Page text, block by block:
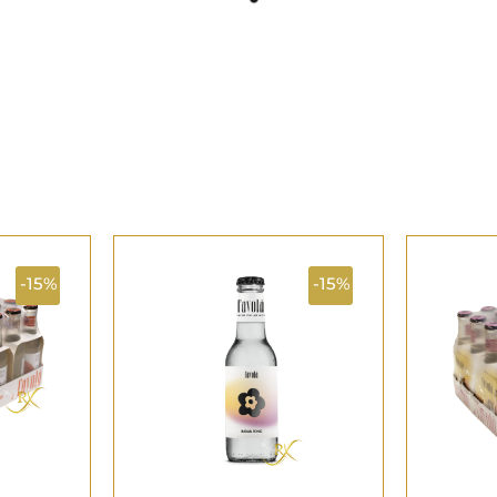
-15% -15%